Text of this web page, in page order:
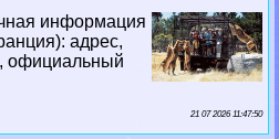
информация
адрес,
официальный
21 07 2026 11:47:50